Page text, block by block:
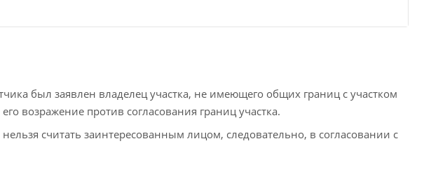
был заявлен владелец участка, не имеющего общих границ с участком
возражение против согласования границ участка.
считать заинтересованным лицом, следовательно, в согласовании с